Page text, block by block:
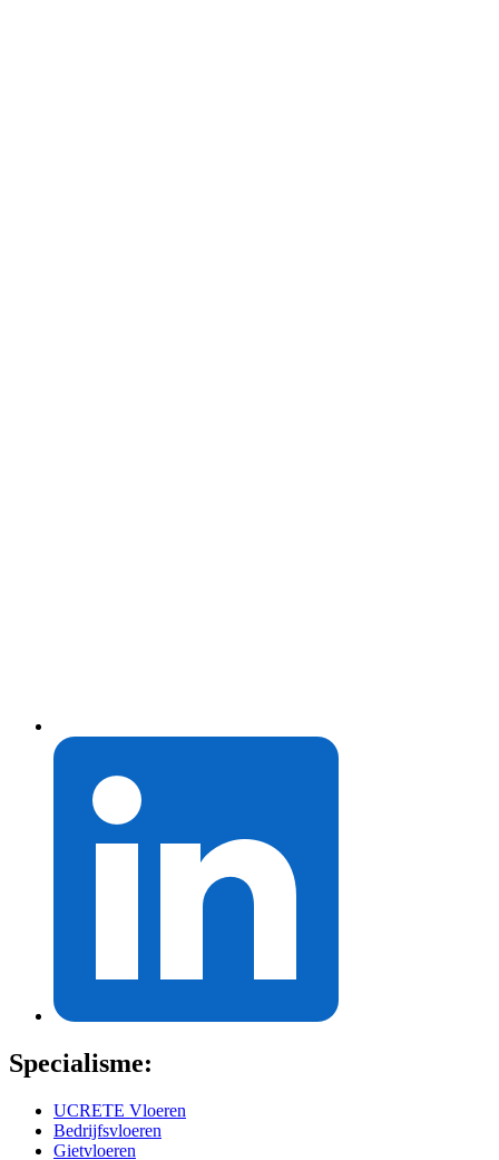
Specialisme:
UCRETE Vloeren
Bedrijfsvloeren
Gietvloeren